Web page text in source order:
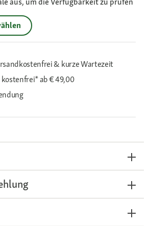
& kurze Wartezeit
ab € 49,00